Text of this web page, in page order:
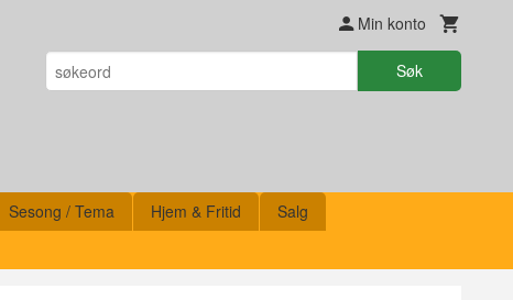
Min konto
Søk
Sesong / Tema Hjem & Fritid Salg